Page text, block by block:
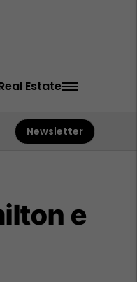
Estate
Newsletter
e